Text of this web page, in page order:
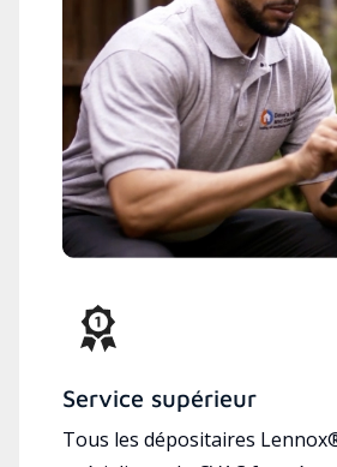
Service supérieur
Tous les dépositaires